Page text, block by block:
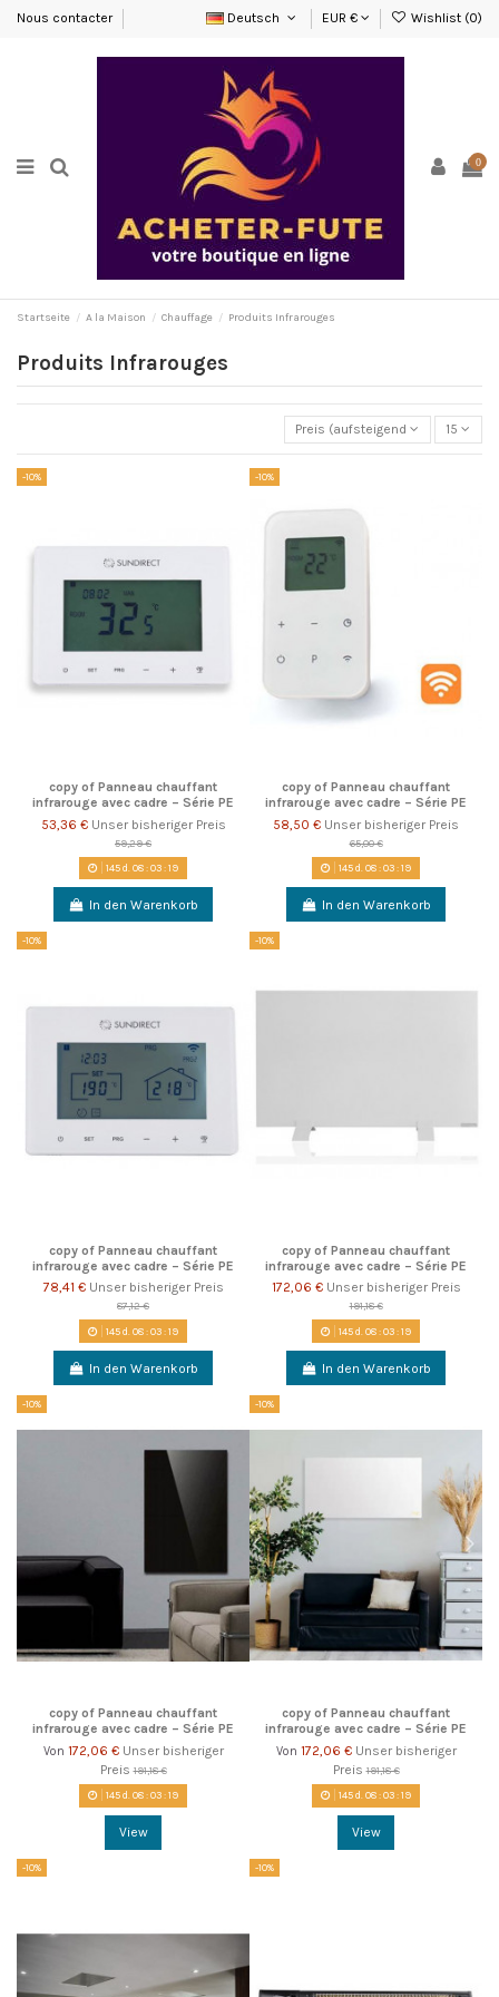
Nous contacter Deutsch EUR € Wishlist (0)
0
Startseite A la Maison Chauffage Produits Infrarouges
Produits Infrarouges
Preis (aufsteigend) 15
-10%
copy of Panneau chauffant
infrarouge avec cadre – Série PE
53,36 € Unser bisheriger Preis
59,29 €
145d. 08:03:18
In den Warenkorb
-10%
copy of Panneau chauffant
infrarouge avec cadre – Série PE
58,50 € Unser bisheriger Preis
65,00 €
145d. 08:03:18
In den Warenkorb
-10%
copy of Panneau chauffant
infrarouge avec cadre – Série PE
78,41 € Unser bisheriger Preis
87,12 €
145d. 08:03:18
In den Warenkorb
-10%
copy of Panneau chauffant
infrarouge avec cadre – Série PE
172,06 € Unser bisheriger Preis
191,18 €
145d. 08:03:18
In den Warenkorb
-10%
copy of Panneau chauffant
infrarouge avec cadre – Série PE
Von 172,06 € Unser bisheriger
Preis191,18 €
145d. 08:03:18
View
-10%
copy of Panneau chauffant
infrarouge avec cadre – Série PE
Von 172,06 € Unser bisheriger
Preis191,18 €
145d. 08:03:18
View
-10% -10%